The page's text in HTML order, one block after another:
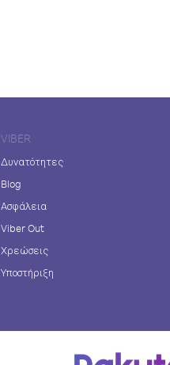
VIBER
Δυνατότητες
Blog
Ασφάλεια
Viber Out
Χρεώσεις
Υποστήριξη